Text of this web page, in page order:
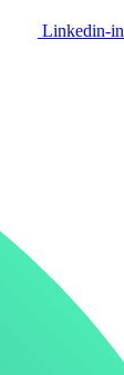
Linkedin-in